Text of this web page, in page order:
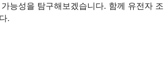
능성을 탐구해보겠습니다. 함께 유전자 조
.